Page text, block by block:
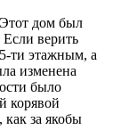
дом был
Если верить
ти этажным, а
изменена
было
корявой
за якобы